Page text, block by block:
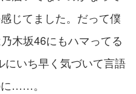
じてました。だって僕
木坂46にもハマってる
にいち早く気づいて言語
……。